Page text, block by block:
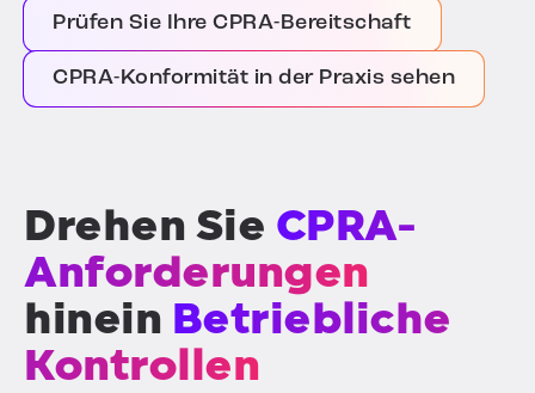
Prüfen Sie Ihre CPRA-Bereitschaft
CPRA-Konformität in der Praxis sehen
Drehen Sie CPRA-
Anforderungen
hinein Betriebliche
Kontrollen